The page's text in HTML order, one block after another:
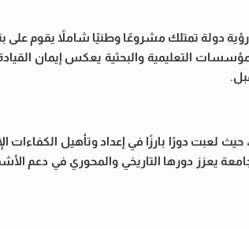
تمتلك مشروعًا وطنيًا شاملاً يقوم على بناء
التعليمية والبحثية يعكس إيمان
لعبت دورًا بارزًا في إعداد وتأهيل الكفاءات
يعزز دورها التاريخي والمحوري في دعم